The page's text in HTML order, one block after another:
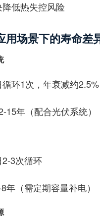
低热失控风险
用场景下的寿命差
环1次，年衰减约2.5%
15年（配合光伏系统）
2-3次循环
8年（需定期容量补电）